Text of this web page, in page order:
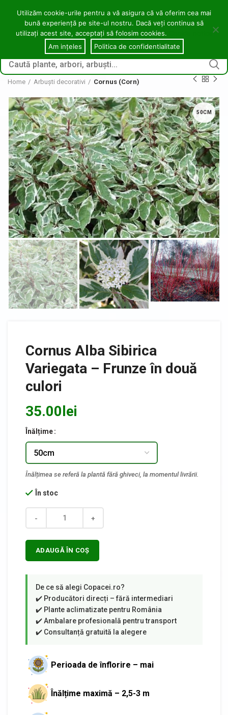
contact@copacei.ro 0746 772 559 Aleea Freziilor, Zalău
0 CONECTARE /
Home Arbuști decorativi Cornus (Corn)
50CM
Cornus Alba Sibirica
Variegata – Frunze în două
culori
35.00 lei
Înălțime
În stoc
ADAUGĂ ÎN COȘ
Perioada de înflorire – mai
Înălțime maximă – 2,5-3 m
Utilizăm cookie-urile pentru a vă asigura că vă oferim cea mai
bună experiență pe site-ul nostru. Dacă veți continua să
utilizați acest site, acceptați să folosim cookies.
Am ințeles
Politica de confidentialitate